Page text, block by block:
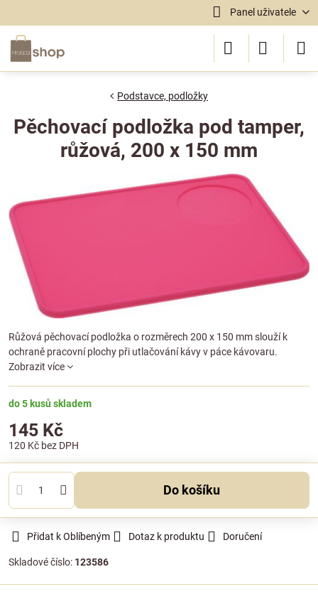
Panel uživatele
Podstavce, podložky
Pěchovací podložka pod tamper,
růžová, 200 x 150 mm
Růžová pěchovací podložka o rozměrech 200 x 150 mm slouží k
ochraně pracovní plochy při utlačování kávy v páce kávovaru.
Zobrazit více
do 5 kusů skladem
145 Kč
120 Kč bez DPH
Do košíku
Přidat k Oblíbeným Dotaz k produktu Doručení
Skladové číslo: 123586